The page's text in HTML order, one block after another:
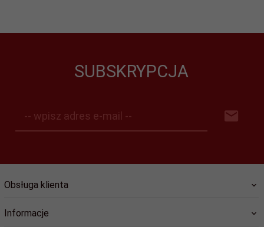
SUBSKRYPCJA
-- wpisz adres e-mail --
Obsługa klienta
Informacje